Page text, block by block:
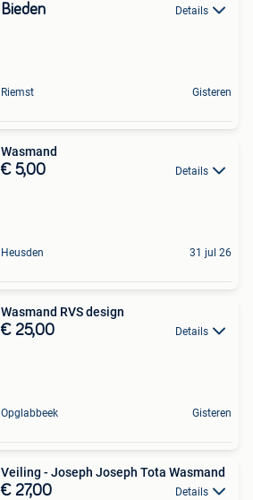
Bieden Details
Riemst Gisteren
Wasmand
€ 5,00 Details
Heusden 31 jul 26
Wasmand RVS design
€ 25,00 Details
Opglabbeek Gisteren
Veiling - Joseph Joseph Tota Wasmand
€ 27,00 Details